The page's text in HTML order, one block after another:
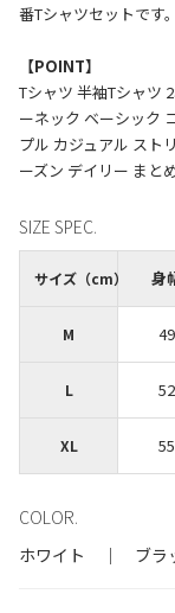
番Tシャツセットです。
【POINT】
Tシャツ 半袖Tシャツ
ーネック ベーシック
プル カジュアル スト
SIZE SPEC.
サイズ（cm） 身
M 49
L 52
XL 55
COLOR.
ホワイト ｜ ブ